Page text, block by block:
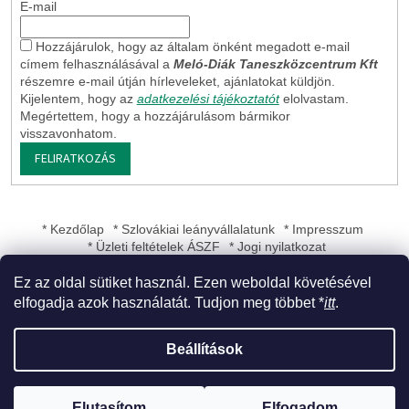
Ez az oldal sütiket használ. Ezen weboldal követésével
elfogadja azok használatát. Tudjon meg többet *itt.
Beállítások
E-mail
Hozzájárulok, hogy az általam önként megadott e-mail
címem felhasználásával a Meló-Diák Taneszközcentrum Kft
részemre e-mail útján hírleveleket, ajánlatokat küldjön.
Kijelentem, hogy az adatkezelési tájékoztatót elolvastam.
Megértettem, hogy a hozzájárulásom bármikor
visszavonhatom.
FELIRATKOZÁS
* Kezdőlap * Szlovákiai leányvállalatunk
* Impresszum
* Üzleti feltételek ÁSZF
* Jogi nyilatkozat
Meló-Diák Taneszközcentrum Kft